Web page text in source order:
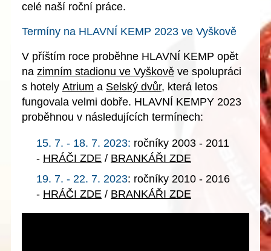
celé naší roční práce.
Termíny na HLAVNÍ KEMP 2023 ve Vyškově
V příštím roce proběhne HLAVNÍ KEMP opět
na zimním stadionu ve Vyškově ve spolupráci
s hotely Atrium a Selský dvůr, která letos
fungovala velmi dobře. HLAVNÍ KEMPY 2023
proběhnou v následujících termínech:
15. 7. - 18. 7. 2023: ročníky 2003 - 2011
- HRÁČI ZDE / BRANKÁŘI ZDE
19. 7. - 22. 7. 2023: ročníky 2010 - 2016
- HRÁČI ZDE / BRANKÁŘI ZDE